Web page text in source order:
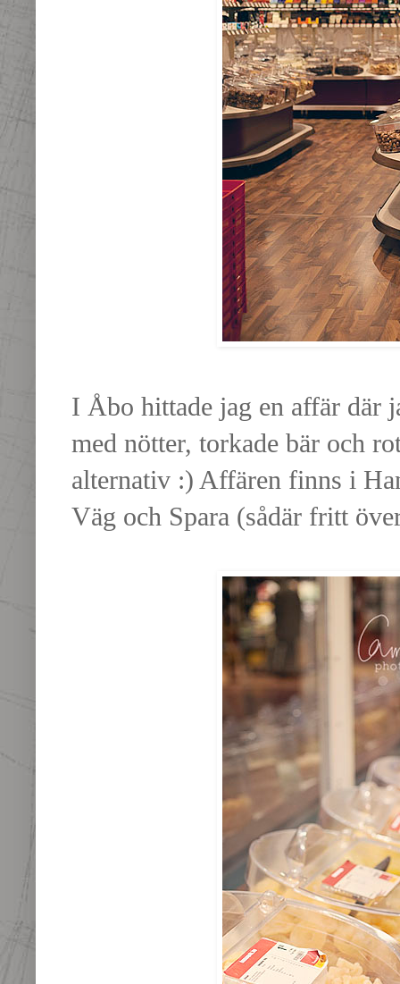
I Åbo hittade jag en affär där
med nötter, torkade bär och
alternativ :) Affären finns i
Väg och Spara (sådär fritt